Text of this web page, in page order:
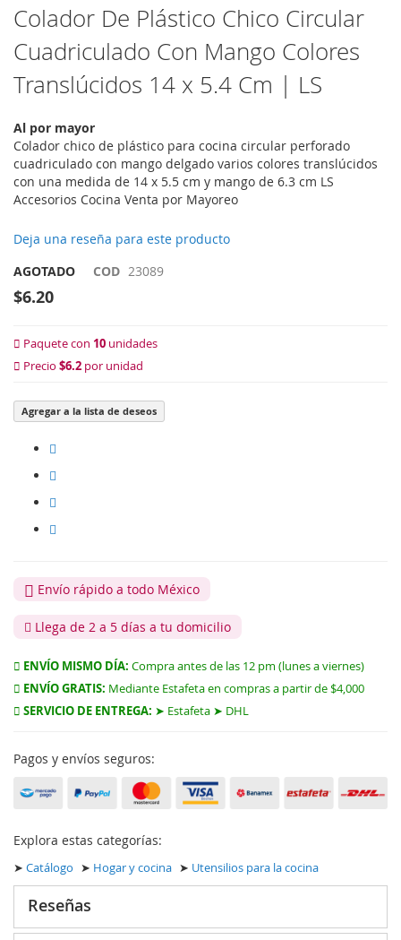
Saltar
al
comienzo
de
la
imágenes
Colador De Plástico Chico Circular
Cuadriculado Con Mango Colores
Translúcidos 14 x 5.4 Cm | LS
Al por mayor
Colador chico de plástico para cocina circular perforado
cuadriculado con mango delgado varios colores translúcidos
con una medida de 14 x 5.5 cm y mango de 6.3 cm LS
Accesorios Cocina Venta por Mayoreo
Deja una reseña para este producto
AGOTADO
COD 23089
$6.20
Paquete con 10 unidades
Precio $6.2 por unidad
Agregar a la lista de deseos
Envío rápido a todo México
Llega de 2 a 5 días a tu domicilio
ENVÍO MISMO DÍA: Compra antes de las 12 pm (lunes a viernes)
ENVÍO GRATIS: Mediante Estafeta en compras a partir de $4,000
SERVICIO DE ENTREGA: ➤ Estafeta ➤ DHL
Pagos y envíos seguros:
Explora estas categorías:
➤ Catálogo ➤ Hogar y cocina ➤ Utensilios para la cocina
Reseñas